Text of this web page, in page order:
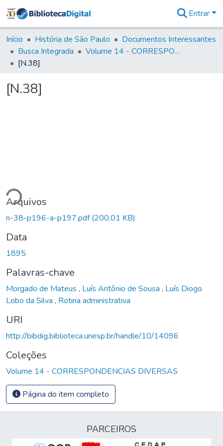
&
Coleções
Tudo na
Entrar
Início História de São Paulo
Documentos Interessantes
Busca Integrada
Volume 14 - CORRESPONDENCIAS DIVERSAS
[N.38]
[N.38]
Arquivos
n-38-p196-a-p197.pdf(200,01 KB)
Data
1895
Palavras-chave
Morgado de Mateus , Luís Antônio de Sousa , Luís Diogo
Lobo da Silva , Rotina administrativa
URI
http://bibdig.biblioteca.unesp.br/handle/10/14096
Coleções
Volume 14 - CORRESPONDENCIAS DIVERSAS
Página do item completo
PARCEIROS